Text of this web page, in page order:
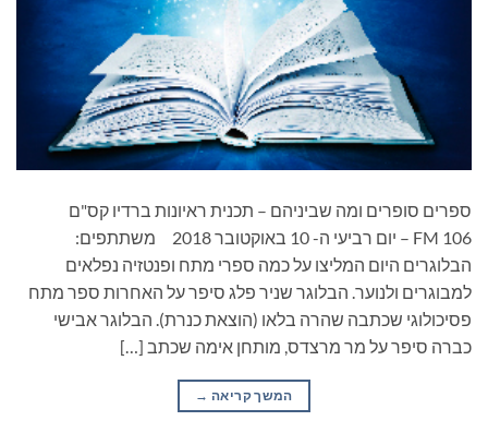
ספרים סופרים ומה שביניהם – תכנית ראיונות ברדיו קס"ם
106 FM – יום רביעי ה- 10 באוקטובר 2018 משתתפים:
הבלוגרים היום המליצו על כמה ספרי מתח ופנטזיה נפלאים
למבוגרים ולנוער. הבלוגר שניר פלג סיפר על האחרות ספר מתח
פסיכולוגי שכתבה שהרה בלאו (הוצאת כנרת). הבלוגר אבישי
כברה סיפר על מר מרצדס, מותחן אימה שכתב […]
המשך קריאה →